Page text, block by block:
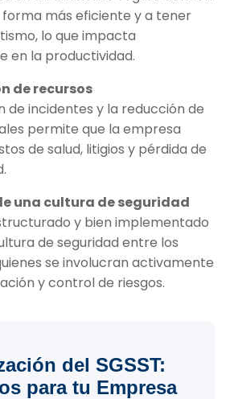
más eficiente y a tener
lo que impacta
en la productividad.
de recursos
de incidentes y la reducción de
permite que la empresa
de salud, litigios y pérdida de
una cultura de seguridad
y bien implementado
de seguridad entre los
se involucran activamente
y control de riesgos.
del SGSST:
para tu Empresa